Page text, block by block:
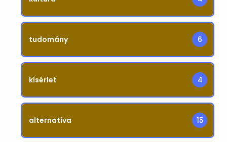
tudomány 6
kísérlet 4
alternatíva 15